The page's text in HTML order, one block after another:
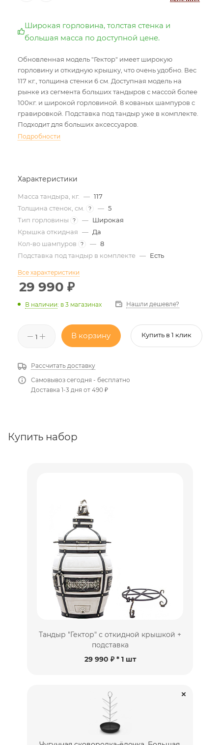
Широкая горловина, толстая стенка и
большая масса по доступной цене.
Обновленная модель "Гектор" имеет широкую
горловину и откидную крышку, что очень удобно. Вес
117 кг., толщина стенки 6 см. Доступная модель на
рынке из сегмента больших тандыров с массой более
100кг. и широкой горловиной. 8 кованых шампуров с
гравировкой. Подставка под тандыр уже в комплекте.
Подходит для больших аксессуаров.
Подробности
Характеристики
Масса тандыра, кг. — 117
Толщина стенок, см.
? — 5
Тип горловины
? — Широкая
Крышка откидная — Да
Кол-во шампуров
? — 8
Подставка под тандыр в комплекте — Есть
Все характеристики
29 990 ₽
В наличии: в 3 магазинах Нашли дешевле?
В корзину Купить в 1 клик
Рассчитать доставку
Самовывоз сегодня - бесплатно
Доставка 1-3 дня от 490 ₽
Купить набор
Тандыр "Гектор" с откидной крышкой +
подставка
29 990 ₽* 1 шт